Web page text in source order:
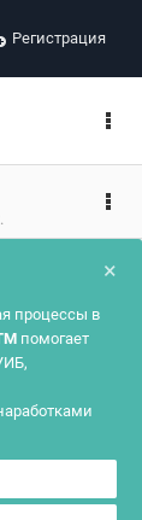
Регистрация
×
процессы в
помогает